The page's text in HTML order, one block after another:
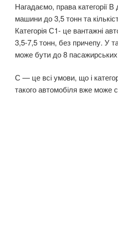
Нагадаємо, права категорії
машини до 3,5 тонн та
Категорія С1- це вантажні
3,5-7,5 тонн, без причепу. У
може бути до 8
С — це всі умови, що і
такого автомобіля вже може